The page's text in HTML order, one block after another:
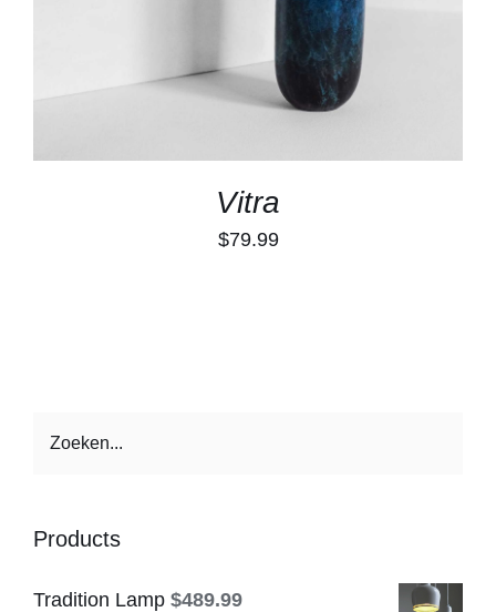
Vitra
$79.99
Products
Tradition Lamp $489.99